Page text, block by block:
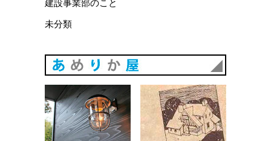
建設事業部のこと
未分類
あめりか屋WEBサイト